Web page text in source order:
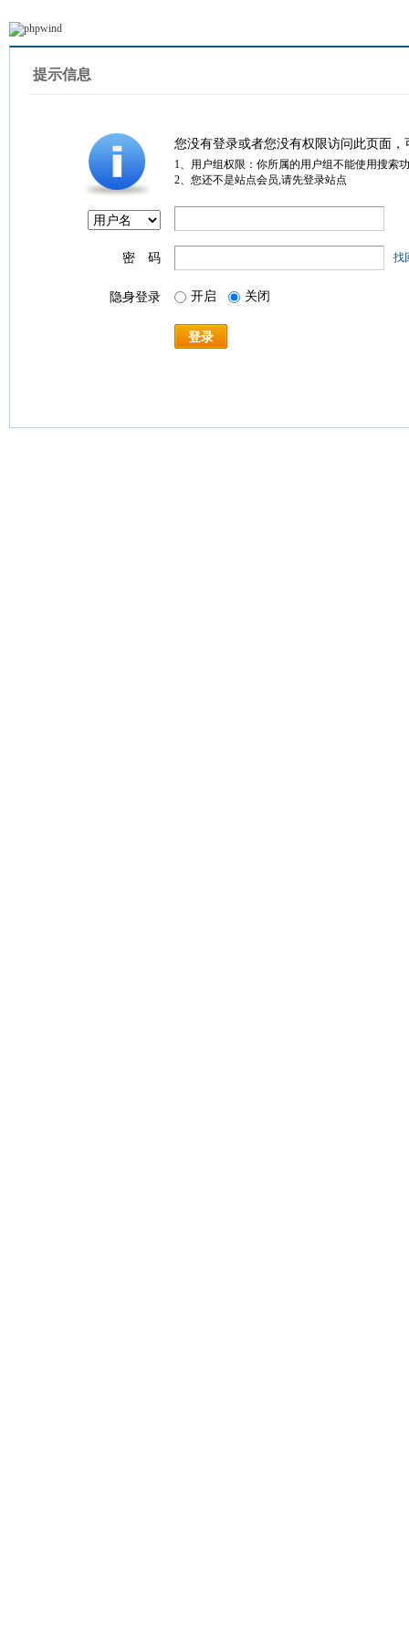
提示信息
您没有登录或者您没有权限访问此页面
1、用户组权限：你所属的用户组不能使用搜索
2、您还不是站点会员,请先登录站点
密 码 找
隐身登录 开启 关闭
登录